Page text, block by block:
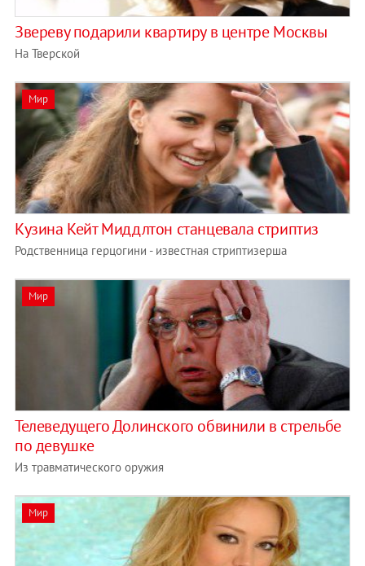
Звереву подарили квартиру в центре Москвы
На Тверской
Мир
Кузина Кейт Миддлтон станцевала стриптиз
Родственница герцогини - известная стриптизерша
Мир
Телеведущего Долинского обвинили в стрельбе
по девушке
Из травматического оружия
Мир